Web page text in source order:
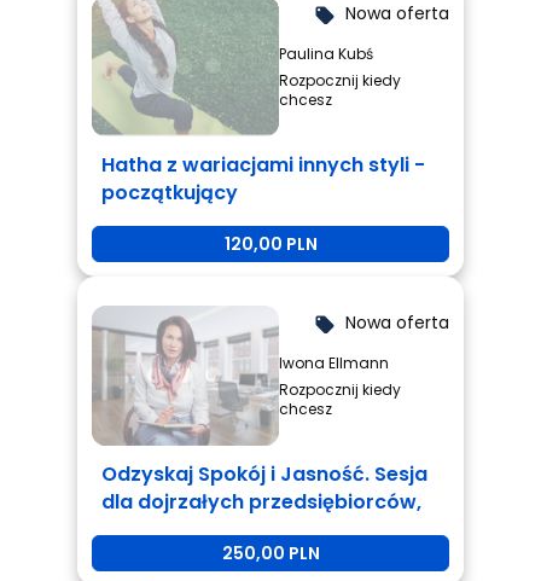
local_offer Nowa oferta
Paulina Kubś
Rozpocznij kiedy
chcesz
Hatha z wariacjami innych styli -
początkujący
120,00 PLN
local_offer Nowa oferta
Iwona Ellmann
Rozpocznij kiedy
chcesz
Odzyskaj Spokój i Jasność. Sesja
dla dojrzałych przedsiębiorców,
którzy są zmęczeni i potrzebują
250,00 PLN